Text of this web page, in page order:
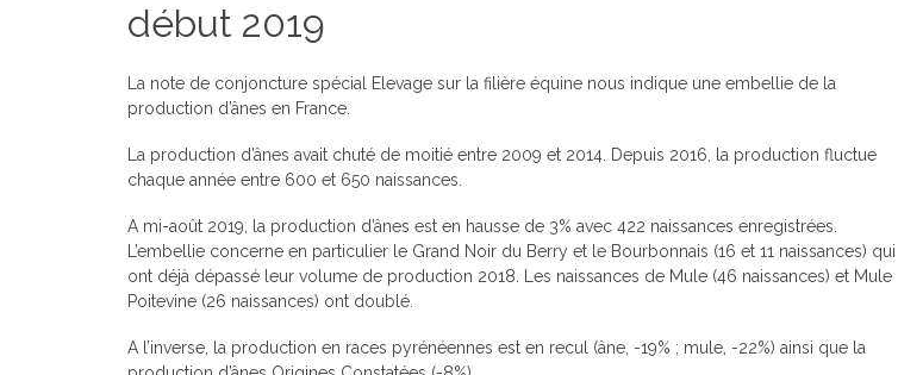
début 2019
La note de conjoncture spécial Elevage sur la filière équine nous indique une embellie de la
production d’ânes en France.
La production d’ânes avait chuté de moitié entre 2009 et 2014. Depuis 2016, la production fluctue
chaque année entre 600 et 650 naissances.
A mi-août 2019, la production d’ânes est en hausse de 3% avec 422 naissances enregistrées.
L’embellie concerne en particulier le Grand Noir du Berry et le Bourbonnais (16 et 11 naissances) qui
ont déjà dépassé leur volume de production 2018. Les naissances de Mule (46 naissances) et Mule
Poitevine (26 naissances) ont doublé.
A l’inverse, la production en races pyrénéennes est en recul (âne, -19% ; mule, -22%) ainsi que la